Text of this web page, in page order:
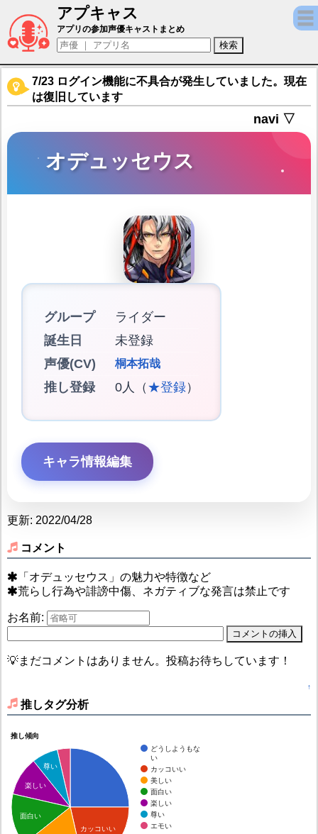
アプキャス
オデュッセウス（声優：桐本拓哉)【Fate/
アプリの参加声優キャストまとめ
7/23 ログイン機能に不具合が発生していました。現在
は復旧しています
navi ▽
オデュッセウス
グループ
ライダー
誕生日
未登録
声優(CV)
桐本拓哉
推し登録 0人（ ★登録）
キャラ情報編集
更新: 2022/04/28
コメント
「オデュッセウス」の魅力や特徴など
荒らし行為や誹謗中傷、ネガティブな発言は禁止です
お名前:
💡まだコメントはありません。投稿お待ちしています！
↑
推しタグ分析
推し傾向
どうしようもな
い
カッコいい
美しい
面白い
楽しい
尊い
エモい
カッコいい
尊い
楽しい
面白い